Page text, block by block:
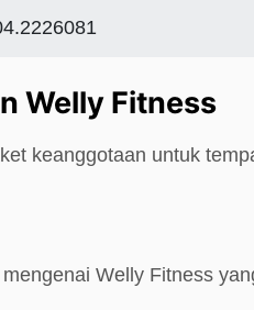
Welly Fitness
keanggotaan untuk
Welly Fitness